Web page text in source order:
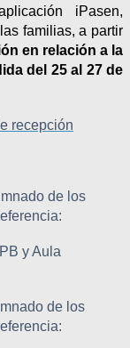
iPasen,
familias, a partir
en relación a la
del 25 al 27 de
recepción
de los
y Aula
de los